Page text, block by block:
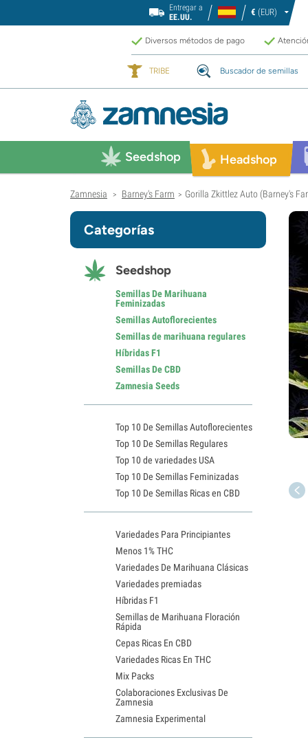
Entregar a
EE.UU.
€ (EUR)
Diversos métodos de pago
TRIBE Buscador de semillas
Seedshop Headshop
Zamnesia > Barney's Farm > Gorilla Zkittlez Auto (Barney's
Categorías
Seedshop
Semillas De Marihuana
Feminizadas
Semillas Autoflorecientes
Semillas de marihuana regulares
Híbridas F1
Semillas De CBD
Zamnesia Seeds
Top 10 De Semillas Autoflorecientes
Top 10 De Semillas Regulares
Top 10 de variedades USA
Top 10 De Semillas Feminizadas
Top 10 De Semillas Ricas en CBD
Variedades Para Principiantes
Menos 1% THC
Variedades De Marihuana Clásicas
Variedades premiadas
Híbridas F1
Semillas de Marihuana Floración
Rápida
Cepas Ricas En CBD
Variedades Ricas En THC
Mix Packs
Colaboraciones Exclusivas De
Zamnesia
Zamnesia Experimental